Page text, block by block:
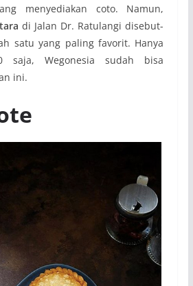
menyediakan coto. Namun,
di Jalan Dr. Ratulangi disebut-
satu yang paling favorit. Hanya
saja, Wegonesia sudah bisa
ini.